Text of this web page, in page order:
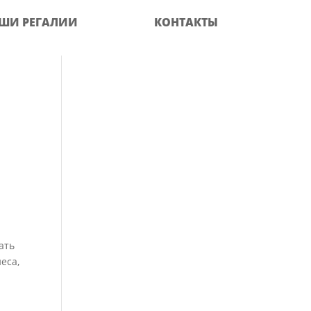
РЕГАЛИИ КОНТАКТЫ